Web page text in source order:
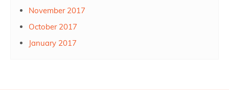
November 2017
October 2017
January 2017